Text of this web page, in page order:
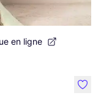
en ligne
like